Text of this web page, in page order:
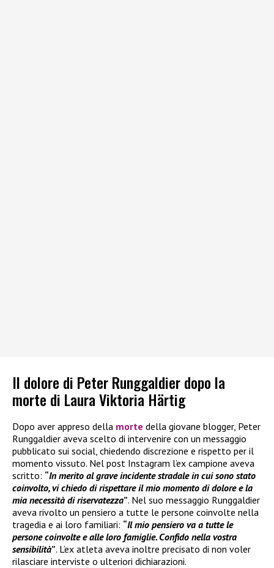
Il dolore di Peter Runggaldier dopo la
morte di Laura Viktoria Härtig
Dopo aver appreso della morte della giovane blogger, Peter
Runggaldier aveva scelto di intervenire con un messaggio
pubblicato sui social, chiedendo discrezione e rispetto per il
momento vissuto. Nel post Instagram l’ex campione aveva
scritto: “In merito al grave incidente stradale in cui sono stato
coinvolto, vi chiedo di rispettare il mio momento di dolore e la
mia necessità di riservatezza”. Nel suo messaggio Runggaldier
aveva rivolto un pensiero a tutte le persone coinvolte nella
tragedia e ai loro familiari: “Il mio pensiero va a tutte le
persone coinvolte e alle loro famiglie. Confido nella vostra
sensibilità”. L’ex atleta aveva inoltre precisato di non voler
rilasciare interviste o ulteriori dichiarazioni.